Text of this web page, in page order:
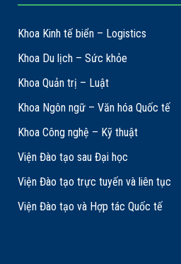
Khoa Kinh tế biển – Logistics
Khoa Du lịch – Sức khỏe
Khoa Quản trị – Luật
Khoa Ngôn ngữ – Văn hóa Quốc tế
Khoa Công nghệ – Kỹ thuật
Viện Đào tạo sau Đại học
Viện Đào tạo trực tuyến và liên tục
Viện Đào tạo và Hợp tác Quốc tế